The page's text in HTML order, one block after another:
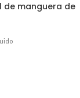
de manguera de